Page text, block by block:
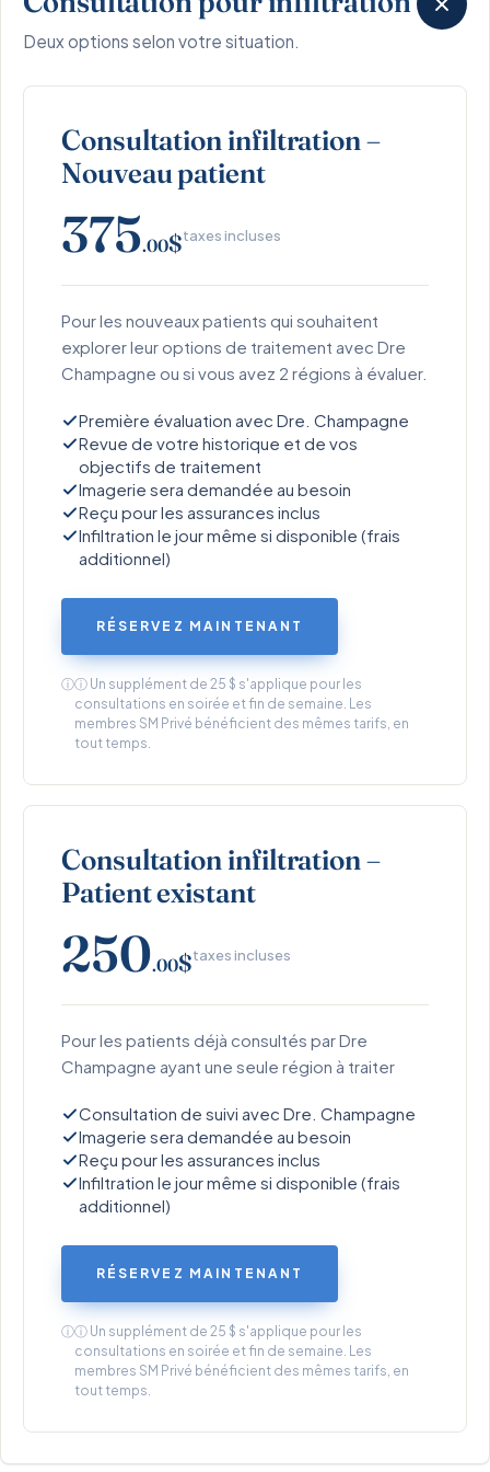
Deux options selon votre situation.
Consultation infiltration –
Nouveau patient
375.00$taxes incluses
Pour les nouveaux patients qui souhaitent
explorer leur options de traitement avec Dre
Champagne ou si vous avez 2 régions à évaluer.
Première évaluation avec Dre. Champagne
Revue de votre historique et de vos
objectifs de traitement
Imagerie sera demandée au besoin
Reçu pour les assurances inclus
Infiltration le jour même si disponible (frais
additionnel)
RÉSERVEZ MAINTENANT
ⓘⓘ Un supplément de 25 $ s'applique pour les
consultations en soirée et fin de semaine. Les
membres SM Privé bénéficient des mêmes tarifs, en
tout temps.
Consultation infiltration –
Patient existant
250.00$taxes incluses
Pour les patients déjà consultés par Dre
Champagne ayant une seule région à traiter
Consultation de suivi avec Dre. Champagne
Imagerie sera demandée au besoin
Reçu pour les assurances inclus
Infiltration le jour même si disponible (frais
additionnel)
RÉSERVEZ MAINTENANT
ⓘⓘ Un supplément de 25 $ s'applique pour les
consultations en soirée et fin de semaine. Les
membres SM Privé bénéficient des mêmes tarifs, en
tout temps.